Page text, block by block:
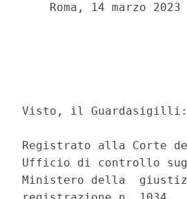
    Roma, 14 marzo 2023
Visto, il Guardasigilli:
Registrato alla Corte
Ufficio di controllo
Ministero della